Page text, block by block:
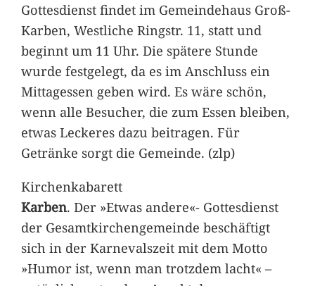
Gottesdienst findet im Gemeindehaus Groß-
Karben, Westliche Ringstr. 11, statt und
beginnt um 11 Uhr. Die spätere Stunde
wurde festgelegt, da es im Anschluss ein
Mittagessen geben wird. Es wäre schön,
wenn alle Besucher, die zum Essen bleiben,
etwas Leckeres dazu beitragen. Für
Getränke sorgt die Gemeinde. (zlp)
Kirchenkabarett
Karben. Der »Etwas andere«- Gottesdienst
der Gesamtkirchengemeinde beschäftigt
sich in der Karnevalszeit mit dem Motto
»Humor ist, wenn man trotzdem lacht« –